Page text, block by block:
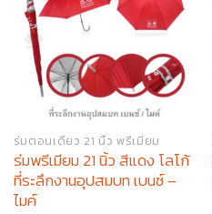
ร่มตอนเดียว 21 นิ้ว พรีเมียม
ร่มพรีเมียม 21 นิ้ว สีแดง โลโก้
ที่ระลึกงานอุปสมบท เบนซ์ –
ไมค์